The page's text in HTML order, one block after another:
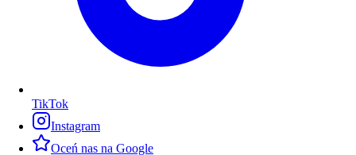
TikTok
Instagram
Oceń nas na Google